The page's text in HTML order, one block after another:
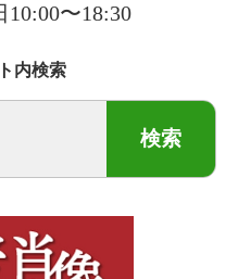
〜18:30
内検索
検索